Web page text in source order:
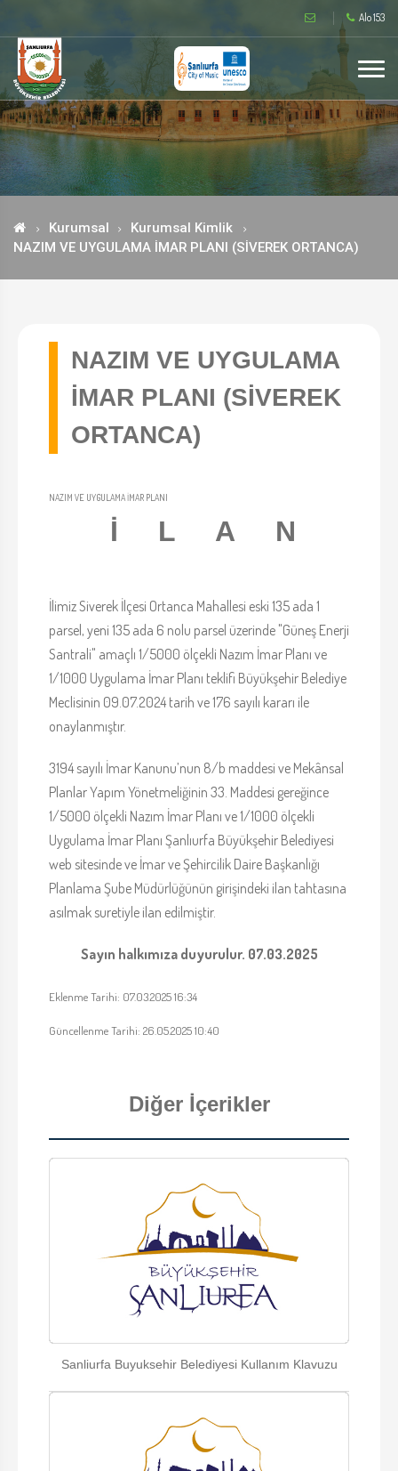
Alo 153
Kurumsal
Kurumsal Kimlik
NAZIM VE UYGULAMA İMAR PLANI (SİVEREK ORTANCA)
NAZIM VE UYGULAMA
İMAR PLANI (SİVEREK
ORTANCA)
NAZIM VE UYGULAMA İMAR PLANI
İ L A N
İlimiz Siverek İlçesi Ortanca Mahallesi eski 135 ada 1
parsel, yeni 135 ada 6 nolu parsel üzerinde "Güneş Enerji
Santrali" amaçlı 1/5000 ölçekli Nazım İmar Planı ve
1/1000 Uygulama İmar Planı teklifi Büyükşehir Belediye
Meclisinin 09.07.2024 tarih ve 176 sayılı kararı ile
onaylanmıştır.
3194 sayılı İmar Kanunu’nun 8/b maddesi ve Mekânsal
Planlar Yapım Yönetmeliğinin 33. Maddesi gereğince
1/5000 ölçekli Nazım İmar Planı ve 1/1000 ölçekli
Uygulama İmar Planı Şanlıurfa Büyükşehir Belediyesi
web sitesinde ve İmar ve Şehircilik Daire Başkanlığı
Planlama Şube Müdürlüğünün girişindeki ilan tahtasına
asılmak suretiyle ilan edilmiştir.
Sayın halkımıza duyurulur. 07.03.2025
Eklenme Tarihi: 07.03.2025 16:34
Güncellenme Tarihi: 26.05.2025 10:40
Diğer İçerikler
Sanliurfa Buyuksehir Belediyesi Kullanım Klavuzu